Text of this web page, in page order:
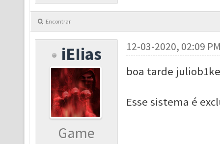
Encontrar
iEIias
Game
12-03-2020, 02:09
boa tarde
Esse sistema é